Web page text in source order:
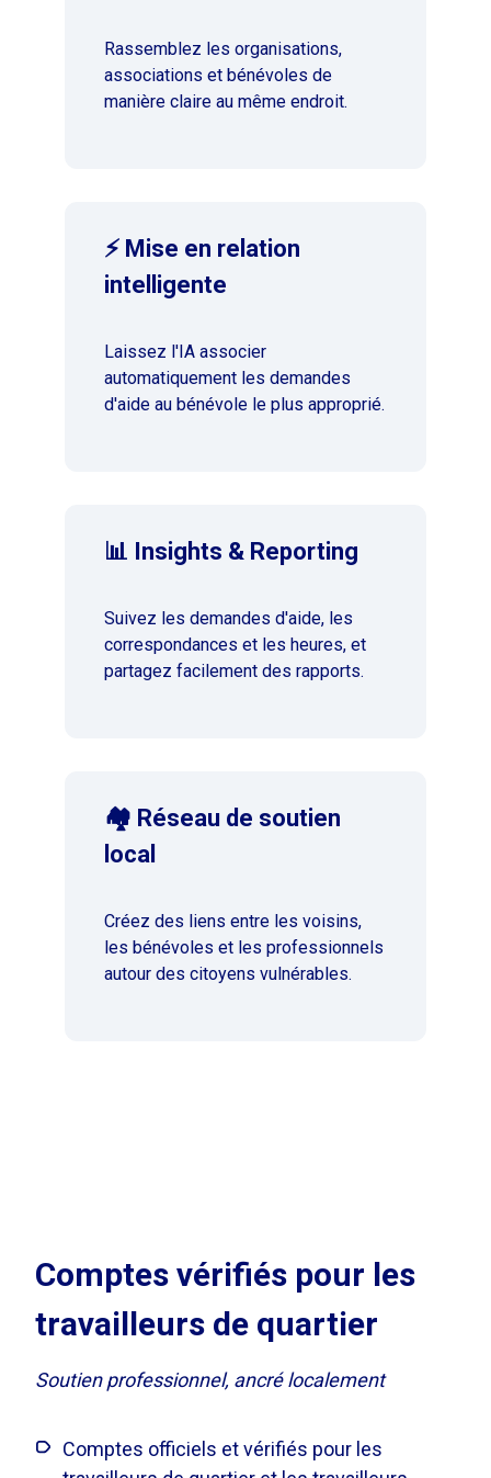
Rassemblez les organisations,
associations et bénévoles de
manière claire au même endroit.
⚡ Mise en relation
intelligente
Laissez l'IA associer
automatiquement les demandes
d'aide au bénévole le plus approprié.
📊 Insights & Reporting
Suivez les demandes d'aide, les
correspondances et les heures, et
partagez facilement des rapports.
🏘️ Réseau de soutien
local
Créez des liens entre les voisins,
les bénévoles et les professionnels
autour des citoyens vulnérables.
Comptes vérifiés pour les
travailleurs de quartier
Soutien professionnel, ancré localement
Comptes officiels et vérifiés pour les